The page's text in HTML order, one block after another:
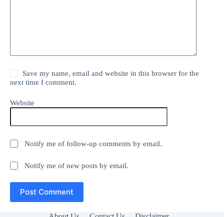
Save my name, email and website in this browser for the
next time I comment.
Website
Notify me of follow-up comments by email.
Notify me of new posts by email.
Post Comment